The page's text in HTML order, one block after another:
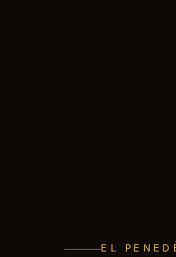
EL